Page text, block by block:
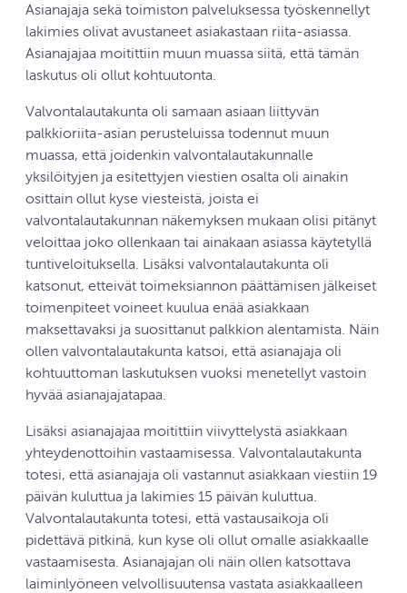
Asianajaja sekä toimiston palveluksessa työskennellyt
lakimies olivat avustaneet asiakastaan riita-asiassa.
Asianajajaa moitittiin muun muassa siitä, että tämän
laskutus oli ollut kohtuutonta.
Valvontalautakunta oli samaan asiaan liittyvän
palkkioriita-asian perusteluissa todennut muun
muassa, että joidenkin valvontalautakunnalle
yksilöityjen ja esitettyjen viestien osalta oli ainakin
osittain ollut kyse viesteistä, joista ei
valvontalautakunnan näkemyksen mukaan olisi pitänyt
veloittaa joko ollenkaan tai ainakaan asiassa käytetyllä
tuntiveloituksella. Lisäksi valvontalautakunta oli
katsonut, etteivät toimeksiannon päättämisen jälkeiset
toimenpiteet voineet kuulua enää asiakkaan
maksettavaksi ja suosittanut palkkion alentamista. Näin
ollen valvontalautakunta katsoi, että asianajaja oli
kohtuuttoman laskutuksen vuoksi menetellyt vastoin
hyvää asianajajatapaa.
Lisäksi asianajajaa moitittiin viivyttelystä asiakkaan
yhteydenottoihin vastaamisessa. Valvontalautakunta
totesi, että asianajaja oli vastannut asiakkaan viestiin 19
päivän kuluttua ja lakimies 15 päivän kuluttua.
Valvontalautakunta totesi, että vastausaikoja oli
pidettävä pitkinä, kun kyse oli ollut omalle asiakkaalle
vastaamisesta. Asianajajan oli näin ollen katsottava
laiminlyöneen velvollisuutensa vastata asiakkaalleen